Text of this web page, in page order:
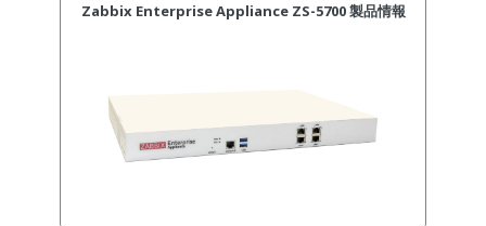
Zabbix Enterprise Appliance ZS-5700 製品情報